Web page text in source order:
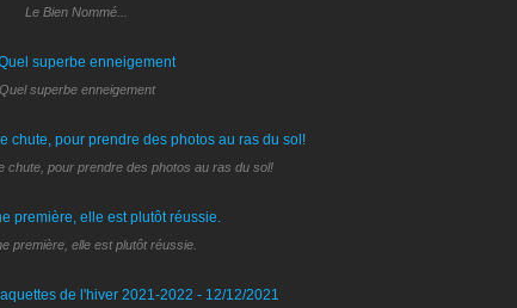
Le Bien Nommé...
Quel superbe enneigement
chute, pour prendre des photos au ras du sol!
première, elle est plutôt réussie.